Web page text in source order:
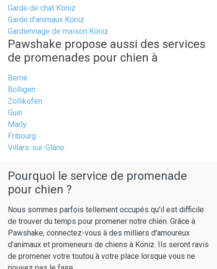
Garde de chat Köniz
Garde d'animaux Köniz
Gardiennage de maison Köniz
Pawshake propose aussi des services
de promenades pour chien à
Berne
Bolligen
Zollikofen
Guin
Marly
Fribourg
Villars-sur-Glâne
Pourquoi le service de promenade
pour chien ?
Nous sommes parfois tellement occupés qu'il est difficile
de trouver du temps pour promener notre chien. Grâce à
Pawshake, connectez-vous à des milliers d'amoureux
d'animaux et promeneurs de chiens à Köniz. Ils seront ravis
de promener votre toutou à votre place lorsque vous ne